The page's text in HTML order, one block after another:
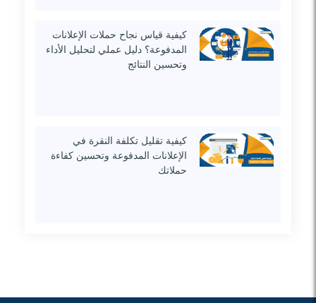
كيفية قياس نجاح حملات الإعلانات
المدفوعة؟ دليل عملي لتحليل الأداء
وتحسين النتائج
كيفية تقليل تكلفة النقرة في
الإعلانات المدفوعة وتحسين كفاءة
حملاتك